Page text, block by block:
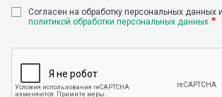
Cогласен на обработку персональных данных
политикой обработки персональных данных